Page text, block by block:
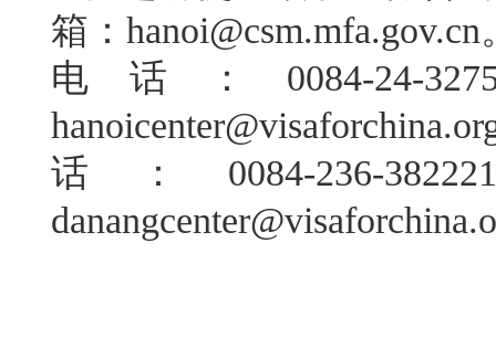
箱：
电话：0084-24-
话：0084-236-